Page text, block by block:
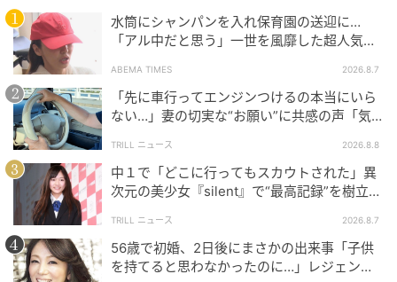
ェンジ。
「カーディガンもブルーで合わせてワントーンにする
とすらりと見えますよ。
くびれの位置が高いAラインはおなかまわりが気にな
らなくなります」。白のバッグで爽やかに。
ワンピース￥2,990、カーディガン￥2,990／ともにユ
ニクロ、バッグ￥2,990／GU（ジーユー）、ネックレ
ス￥4,860、ブレスレット￥6,600／ともにアビステ、
サンダル／スタイリスト私物
水筒にシャンパンを入れ保育園の送迎に…
「アル中だと思う」一世を風靡した超人気タ
ABEMA TIMES 2026.8.7
「先に車行ってエンジンつけるの本当にいら
ない…」妻の切実な“お願い”に共感の声「気
TRILL ニュース 2026.8.8
中１で「どこに行ってもスカウトされた」異
次元の美少女『silent』で“最高記録”を樹立し
TRILL ニュース 2026.8.7
56歳で初婚、2日後にまさかの出来事「子供
を持てると思わなかったのに…」レジェンド